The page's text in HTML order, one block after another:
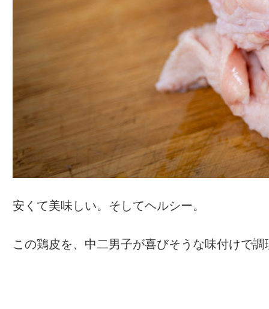
安くて美味しい。そしてヘルシー。
この鶏皮を、中二男子が喜びそうな味付けで